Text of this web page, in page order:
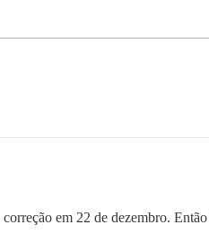
correção em 22 de dezembro.